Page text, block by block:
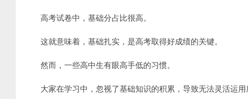
高考试卷中，基础分占比很高。
这就意味着，基础扎实，是高考取得好成绩的关键。
然而，一些高中生有眼高手低的习惯。
大家在学习中，忽视了基础知识的积累，导致无法灵活运用